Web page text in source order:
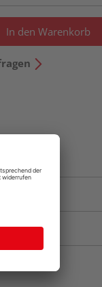
In den Warenkorb